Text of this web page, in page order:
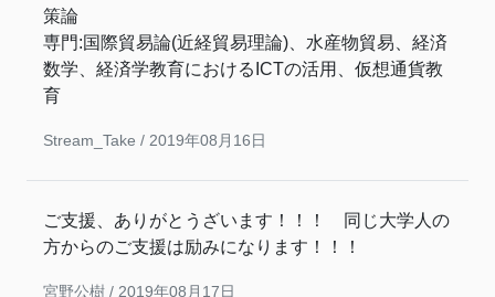
策論
専門:国際貿易論(近経貿易理論)、水産物貿易、経済
数学、経済学教育におけるICTの活用、仮想通貨教
育
Stream_Take / 2019年08月16日
ご支援、ありがとうざいます！！！ 同じ大学人の
方からのご支援は励みになります！！！
宮野公樹 / 2019年08月17日